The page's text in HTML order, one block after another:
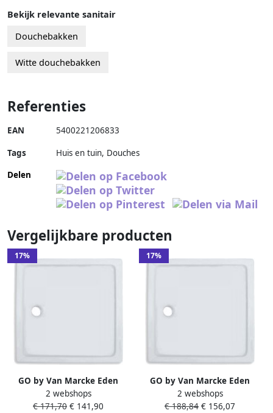
Bekijk relevante sanitair
Douchebakken
Witte douchebakken
Referenties
EAN 5400221206833
Tags
Huis en tuin, Douches
Delen
Vergelijkbare producten
17%
GO by Van Marcke Eden
douchebak witte acryl
80x80x3.5 cm
2 webshops
€ 171,70 € 141,90
17%
GO by Van Marcke Eden
douchebak witte acryl
90x90x3.5 cm kleurvast
2 webshops
€ 188,84 € 156,07